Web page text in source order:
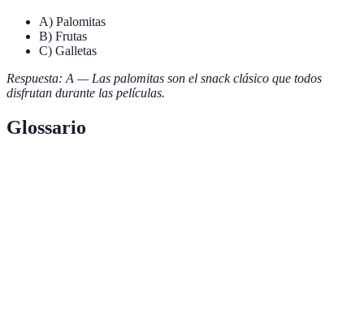
A) Palomitas
B) Frutas
C) Galletas
Respuesta: A — Las palomitas son el snack clásico que todos
disfrutan durante las películas.
Glossario